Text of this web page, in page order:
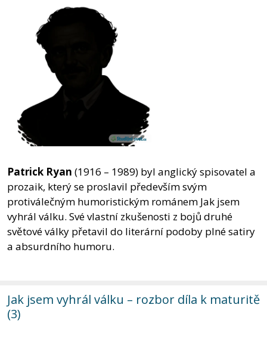
Patrick Ryan (1916 – 1989) byl anglický spisovatel a
prozaik, který se proslavil především svým
protiválečným humoristickým románem Jak jsem
vyhrál válku. Své vlastní zkušenosti z bojů druhé
světové války přetavil do literární podoby plné satiry
a absurdního humoru.
Jak jsem vyhrál válku – rozbor díla k maturitě
(3)